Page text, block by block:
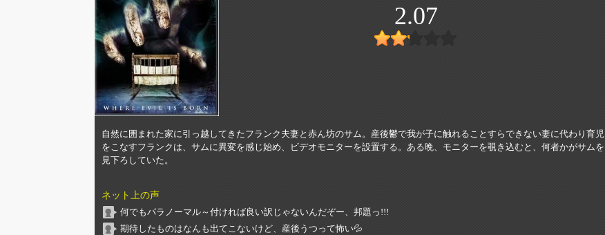
2.07
自然に囲まれた家に引っ越してきたフランク夫妻と赤ん坊のサム。産後鬱で我が子に触れることすらできない妻に代わり育児
をこなすフランクは、サムに異変を感じ始め、ビデオモニターを設置する。ある晩、モニターを覗き込むと、何者かがサムを
見下ろしていた。
ネット上の声
何でもパラノーマル～付ければ良い訳じゃないんだぞー、邦題っ!!!
期待したものはなんも出てこないけど、産後うつって怖い💦